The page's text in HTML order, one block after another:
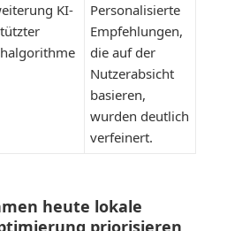
KI-
Personalisierte
Empfehlungen,
die auf der
Nutzerabsicht
basieren,
wurden deutlich
verfeinert.
heute lokale